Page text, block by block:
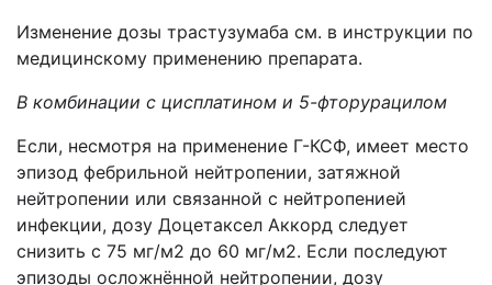
Изменение дозы трастузумаба см. в инструкции по
медицинскому применению препарата.
В комбинации с цисплатином и 5-фторурацилом
Если, несмотря на применение Г-КСФ, имеет место
эпизод фебрильной нейтропении, затяжной
нейтропении или связанной с нейтропенией
инфекции, дозу Доцетаксел Аккорд следует
снизить с 75 мг/м2 до 60 мг/м2. Если последуют
эпизоды осложнённой нейтропении, дозу